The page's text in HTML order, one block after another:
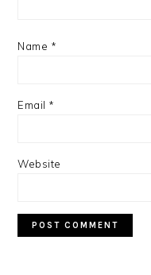
Name *
Email *
Website